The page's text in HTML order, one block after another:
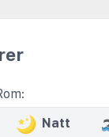
Natt